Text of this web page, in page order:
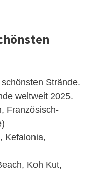
Strände.
weltweit 2025.
Französisch-
Kefalonia,
Koh Kut,